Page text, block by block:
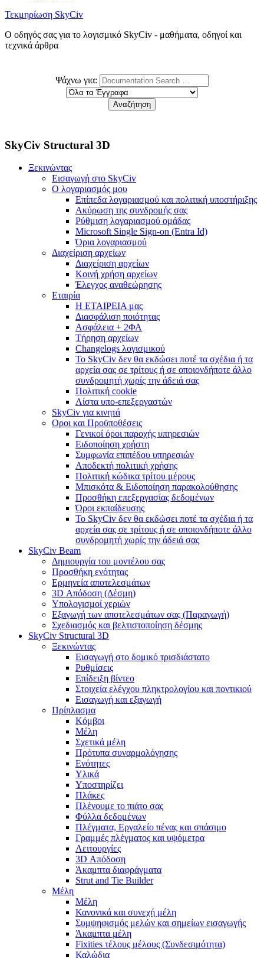
Τεκμηρίωση SkyCiv
Ο οδηγός σας για το λογισμικό SkyCiv - μαθήματα, οδηγοί και
τεχνικά άρθρα
Ψάχνω για:
SkyCiv Structural 3D
Ξεκινώντας
Εισαγωγή στο SkyCiv
Ο λογαριασμός μου
Επίπεδα λογαριασμού και πολιτική υποστήριξης
Ακύρωση της συνδρομής σας
Ρύθμιση λογαριασμού ομάδας
Microsoft Single Sign-on (Entra Id)
Όρια λογαριασμού
Διαχείριση αρχείων
Διαχείριση αρχείων
Κοινή χρήση αρχείων
Έλεγχος αναθεώρησης
Εταιρία
Η ΕΤΑΙΡΕΙΑ μας
Διασφάλιση ποιότητας
Ασφάλεια + 2ΦΑ
Τήρηση αρχείων
Changelogs λογισμικού
Το SkyCiv δεν θα εκδώσει ποτέ τα σχέδια ή τα
αρχεία σας σε τρίτους ή σε οποιονδήποτε άλλο
συνδρομητή χωρίς την άδειά σας
Πολιτική cookie
Λίστα υπο-επεξεργαστών
SkyCiv για κινητά
Οροι και Προϋποθέσεις
Γενικοί όροι παροχής υπηρεσιών
Ειδοποίηση χρήστη
Συμφωνία επιπέδου υπηρεσιών
Αποδεκτή πολιτική χρήσης
Πολιτική κώδικα τρίτου μέρους
Μπισκότα & Ειδοποίηση παρακολούθησης
Προσθήκη επεξεργασίας δεδομένων
Όροι εκπαίδευσης
Το SkyCiv δεν θα εκδώσει ποτέ τα σχέδια ή τα
αρχεία σας σε τρίτους ή σε οποιονδήποτε άλλο
συνδρομητή χωρίς την άδειά σας
SkyCiv Beam
Δημιουργία του μοντέλου σας
Προσθήκη ενότητας
Ερμηνεία αποτελεσμάτων
3D Απόδοση (Δέσμη)
Υπολογισμοί χεριών
Εξαγωγή των αποτελεσμάτων σας (Παραγωγή)
Σχεδιασμός και βελτιστοποίηση δέσμης
SkyCiv Structural 3D
Ξεκινώντας
Εισαγωγή στο δομικό τρισδιάστατο
Ρυθμίσεις
Επίδειξη βίντεο
Στοιχεία ελέγχου πληκτρολογίου και ποντικιού
Εισαγωγή και εξαγωγή
Πρίπλασμα
Κόμβοι
Μέλη
Σχετικά μέλη
Πρότυπα συναρμολόγησης
Ενότητες
Υλικά
Υποστηρίζει
Πλάκες
Πλένουμε το πιάτο σας
Φύλλα δεδομένων
Πλέγματα, Εργαλείο πένας και σπάσιμο
Γραμμές πλέγματος και υψόμετρα
Λειτουργίες
3D Απόδοση
Άκαμπτα διαφράγματα
Strut and Tie Builder
Μέλη
Μέλη
Κανονικά και συνεχή μέλη
Συμψηφισμός μελών και σημείων εισαγωγής
Άκαμπτα μέλη
Fixities τέλους μέλους (Συνδεσιμότητα)
Καλώδια